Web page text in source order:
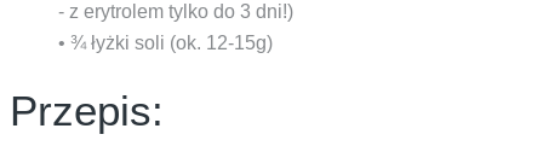
- z erytrolem tylko do 3 dni!)
• ¾ łyżki soli (ok. 12-15g)
Przepis: